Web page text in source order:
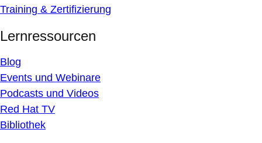
Training & Zertifizierung
Lernressourcen
Blog
Events und Webinare
Podcasts und Videos
Red Hat TV
Bibliothek